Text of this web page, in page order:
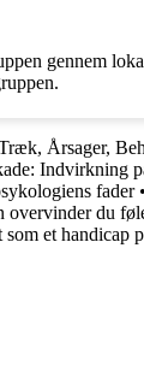
gennem
Årsager,
Indvirkning
fader•
overvinder du
et handicap